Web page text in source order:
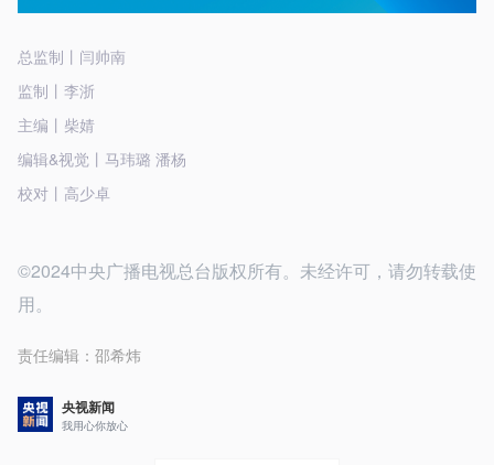
总监制丨闫帅南
监制丨李浙
主编丨柴婧
编辑&视觉丨马玮璐 潘杨
校对丨高少卓
©2024中央广播电视总台版权所有。未经许可，请勿转载使
用。
责任编辑： 邵希炜
央视新闻
我用心你放心